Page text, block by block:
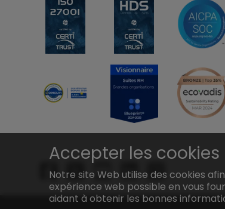
Accepter les cookies
Notre site Web utilise des cookies
expérience web possible en vous
aidant à obtenir les bonnes